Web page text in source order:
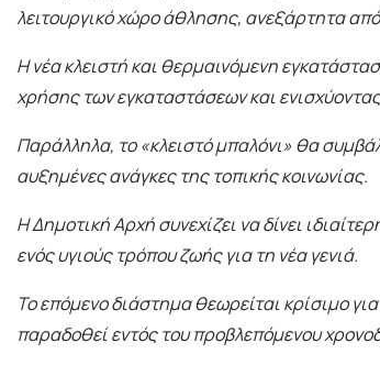
λειτουργικό χώρο άθλησης, ανεξάρτητα
Η νέα κλειστή και θερμαινόμενη
χρήσης των εγκαταστάσεων και
Παράλληλα, το «κλειστό μπαλόνι» θα
αυξημένες ανάγκες της τοπικής κοινωνίας.
Η Δημοτική Αρχή συνεχίζει να δίνει
ενός υγιούς τρόπου ζωής για τη νέα γενιά.
Το επόμενο διάστημα θεωρείται κρίσιμο
παραδοθεί εντός του προβλεπόμενου